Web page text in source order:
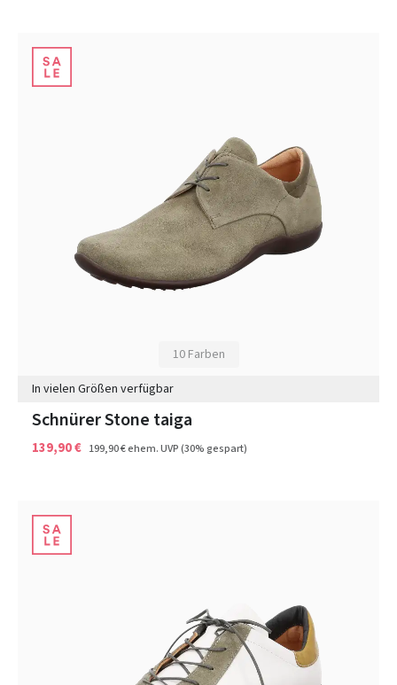
10 Farben
In vielen Größen verfügbar
Schnürer Stone taiga
139,90 € 199,90 €ehem. UVP(30% gespart)